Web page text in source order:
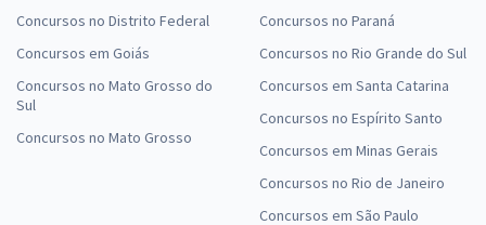
Concursos no Distrito Federal
Concursos em Goiás
Concursos no Mato Grosso do
Sul
Concursos no Mato Grosso
Concursos no Paraná
Concursos no Rio Grande do Sul
Concursos em Santa Catarina
Concursos no Espírito Santo
Concursos em Minas Gerais
Concursos no Rio de Janeiro
Concursos em São Paulo